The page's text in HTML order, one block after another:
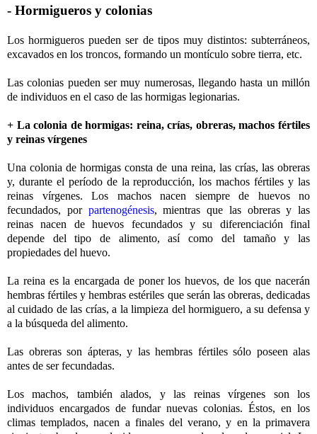
- Hormigueros y colonias
Los hormigueros pueden ser de tipos muy distintos: subterráneos,
excavados en los troncos, formando un montículo sobre tierra, etc.
Las colonias pueden ser muy numerosas, llegando hasta un millón
de individuos en el caso de las hormigas legionarias.
+ La colonia de hormigas: reina, crías, obreras, machos fértiles
y reinas vírgenes
Una colonia de hormigas consta de una reina, las crías, las obreras
y, durante el período de la reproducción, los machos fértiles y las
reinas vírgenes. Los machos nacen siempre de huevos no
fecundados, por partenogénesis, mientras que las obreras y las
reinas nacen de huevos fecundados y su diferenciación final
depende del tipo de alimento, así como del tamaño y las
propiedades del huevo.
La reina es la encargada de poner los huevos, de los que nacerán
hembras fértiles y hembras estériles que serán las obreras, dedicadas
al cuidado de las crías, a la limpieza del hormiguero, a su defensa y
a la búsqueda del alimento.
Las obreras son ápteras, y las hembras fértiles sólo poseen alas
antes de ser fecundadas.
Los machos, también alados, y las reinas vírgenes son los
individuos encargados de fundar nuevas colonias. Éstos, en los
climas templados, nacen a finales del verano, y en la primavera